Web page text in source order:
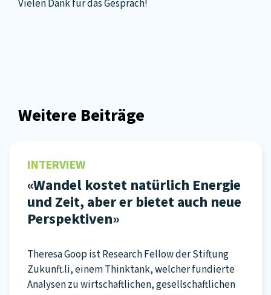
Vielen Dank für das Gespräch!
Weitere Beiträge
INTERVIEW
«Wandel kostet natürlich Energie
und Zeit, aber er bietet auch neue
Perspektiven»
Theresa Goop ist Research Fellow der Stiftung
Zukunft.li, einem Thinktank, welcher fundierte
Analysen zu wirtschaftlichen, gesellschaftlichen